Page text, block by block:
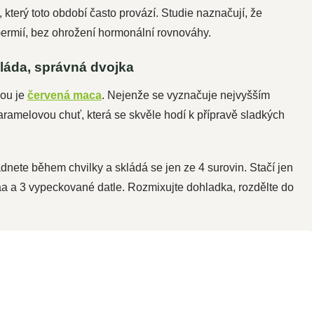
toto období často provází. Studie naznačují, že
bez ohrožení hormonální rovnováhy.
správná dvojka
je červená maca. Nejenže se vyznačuje nejvyšším
chuť, která se skvěle hodí k přípravě sladkých
během chvilky a skládá se jen ze 4 surovin. Stačí jen
a 3 vypeckované datle. Rozmixujte dohladka, rozdělte do